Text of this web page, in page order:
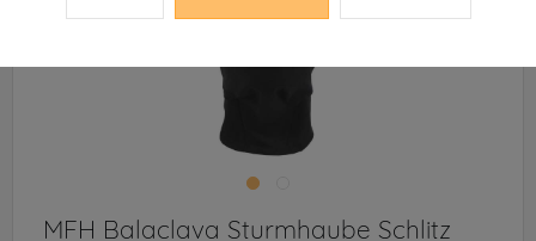
MFH Balaclava Sturmhaube Schlitz